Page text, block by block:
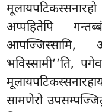
अप्पहितेपि
आपज्जिस्सामि,
भविस्सामी’’ति,
सामणेरो